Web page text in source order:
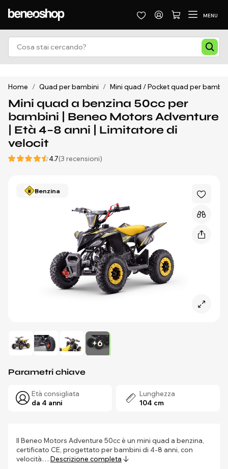
MENU
Home / Quad per bambini / Mini quad / Pocket quad per
Mini quad a benzina 50cc per
bambini | Beneo Motors Adventure
| Età 4–8 anni | Limitatore di
velocit
4.7(3 recensioni)
Benzina
+6
Parametri chiave
Età consigliata
da 4 anni
Lunghezza
104 cm
Il Beneo Motors Adventure 50cc è un mini quad a benzina,
certificato CE, progettato per bambini di 4-8 anni, con
velocità… Descrizione completa